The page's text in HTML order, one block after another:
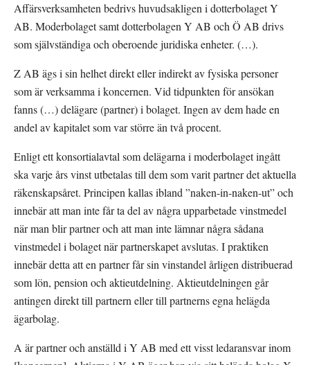
Affärsverksamheten bedrivs huvudsakligen i dotterbolaget Y
AB. Moderbolaget samt dotterbolagen Y AB och Ö AB drivs
som självständiga och oberoende juridiska enheter. (…).
Z AB ägs i sin helhet direkt eller indirekt av fysiska personer
som är verksamma i koncernen. Vid tidpunkten för ansökan
fanns (…) delägare (partner) i bolaget. Ingen av dem hade en
andel av kapitalet som var större än två procent.
Enligt ett konsortialavtal som delägarna i moderbolaget ingått
ska varje års vinst utbetalas till dem som varit partner det aktuella
räkenskapsåret. Principen kallas ibland ”naken-in-naken-ut” och
innebär att man inte får ta del av några upparbetade vinstmedel
när man blir partner och att man inte lämnar några sådana
vinstmedel i bolaget när partnerskapet avslutas. I praktiken
innebär detta att en partner får sin vinstandel årligen distribuerad
som lön, pension och aktieutdelning. Aktieutdelningen går
antingen direkt till partnern eller till partnerns egna helägda
ägarbolag.
A är partner och anställd i Y AB med ett visst ledaransvar inom